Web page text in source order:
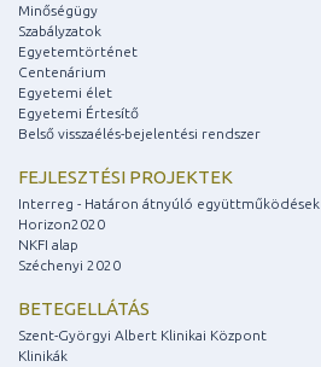
Minőségügy
Szabályzatok
Egyetemtörténet
Centenárium
Egyetemi élet
Egyetemi Értesítő
Belső visszaélés-bejelentési rendszer
FEJLESZTÉSI PROJEKTEK
Interreg - Határon átnyúló együttműködések
Horizon2020
NKFI alap
Széchenyi 2020
BETEGELLÁTÁS
Szent-Györgyi Albert Klinikai Központ
Klinikák